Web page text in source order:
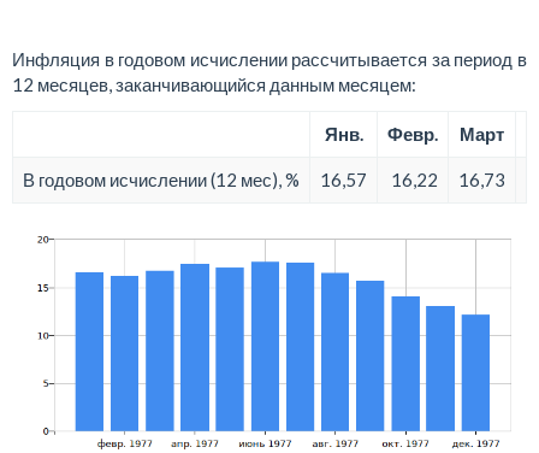
Инфляция в годовом исчислении рассчитывается за период в
12 месяцев, заканчивающийся данным месяцем:
Янв. Февр. Март
В годовом исчислении (12 мес), % 16,57 16,22 16,73